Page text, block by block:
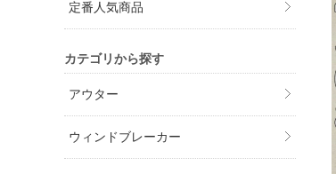
定番人気商品
カテゴリから探す
アウター
ウィンドブレーカー